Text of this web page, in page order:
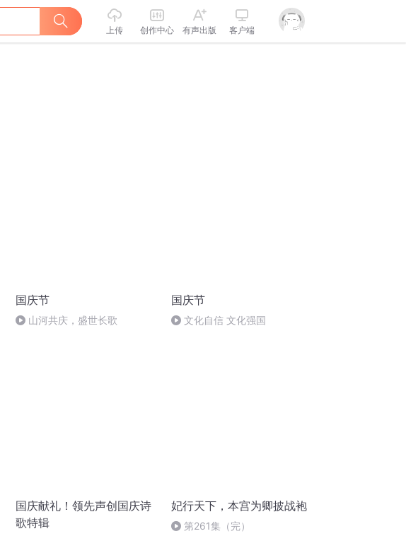
上传 创作中心 有声出版 客户端
国庆节
山河共庆，盛世长歌
国庆节
文化自信 文化强国
国庆献礼！领先声创国庆诗
歌特辑
妃行天下，本宫为卿披战袍
第261集（完）